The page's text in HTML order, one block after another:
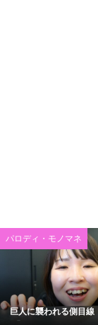
パロディ・モノマネ
巨人に襲われる側目線